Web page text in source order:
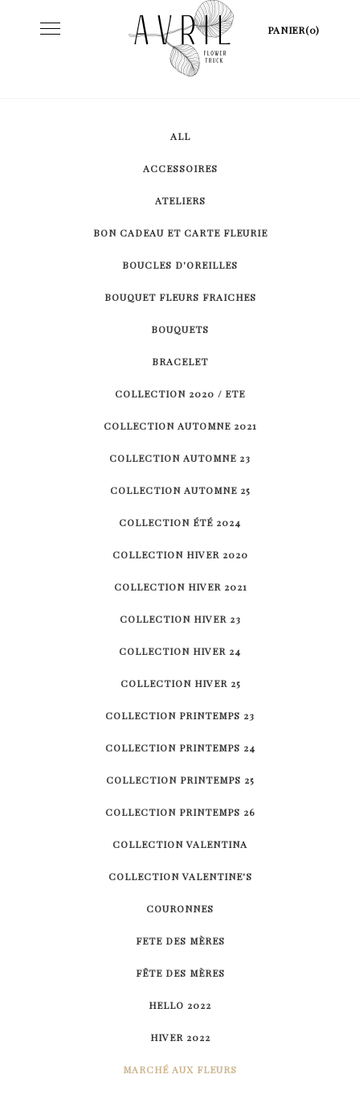
Toggle PANIER(0)
ALL
ACCESSOIRES
ATELIERS
BON CADEAU ET CARTE FLEURIE
BOUCLES D'OREILLES
BOUQUET FLEURS FRAICHES
BOUQUETS
BRACELET
COLLECTION 2020 / ETE
COLLECTION AUTOMNE 2021
COLLECTION AUTOMNE 23
COLLECTION AUTOMNE 25
COLLECTION ÉTÉ 2024
COLLECTION HIVER 2020
COLLECTION HIVER 2021
COLLECTION HIVER 23
COLLECTION HIVER 24
COLLECTION HIVER 25
COLLECTION PRINTEMPS 23
COLLECTION PRINTEMPS 24
COLLECTION PRINTEMPS 25
COLLECTION PRINTEMPS 26
COLLECTION VALENTINA
COLLECTION VALENTINE'S
COURONNES
FETE DES MÈRES
FÊTE DES MÈRES
HELLO 2022
HIVER 2022
MARCHÉ AUX FLEURS